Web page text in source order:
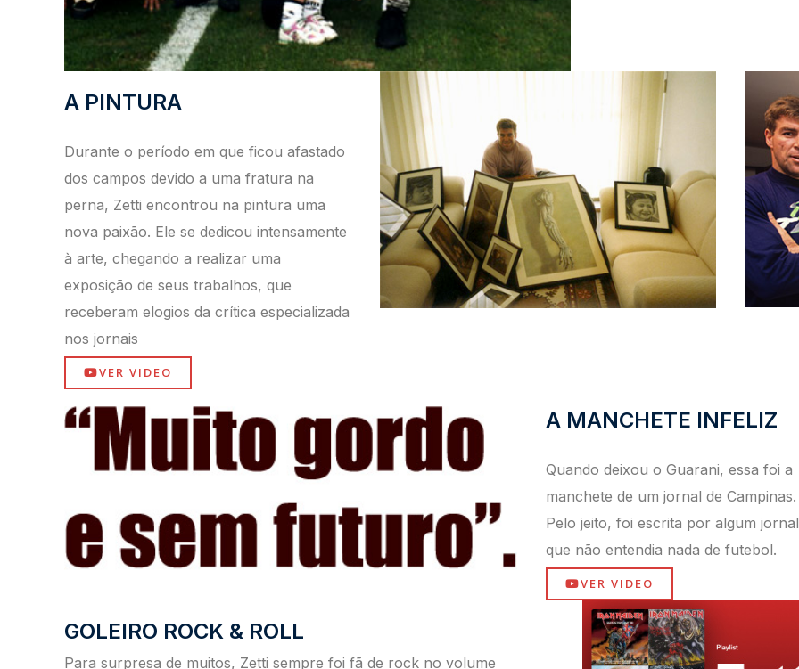
A PINTURA
Durante o período em que ficou afastado
dos campos devido a uma fratura na
perna, Zetti encontrou na pintura uma
nova paixão. Ele se dedicou intensamente
à arte, chegando a realizar uma
exposição de seus trabalhos, que
receberam elogios da crítica especializada
nos jornais
VER VIDEO
A MANCHETE INFELIZ
Quando deixou o Guarani, essa foi a
manchete de um jornal de Campinas.
Pelo jeito, foi escrita por algum
que não entendia nada de futebol.
VER VIDEO
GOLEIRO ROCK & ROLL
Para surpresa de muitos, Zetti sempre foi fã de rock no volume